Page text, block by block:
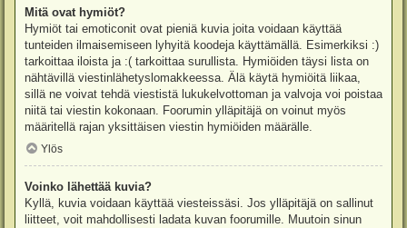
Mitä ovat hymiöt?
Hymiöt tai emoticonit ovat pieniä kuvia joita voidaan käyttää
tunteiden ilmaisemiseen lyhyitä koodeja käyttämällä. Esimerkiksi :)
tarkoittaa iloista ja :( tarkoittaa surullista. Hymiöiden täysi lista on
nähtävillä viestinlähetyslomakkeessa. Älä käytä hymiöitä liikaa,
sillä ne voivat tehdä viestistä lukukelvottoman ja valvoja voi poistaa
niitä tai viestin kokonaan. Foorumin ylläpitäjä on voinut myös
määritellä rajan yksittäisen viestin hymiöiden määrälle.
Ylös
Voinko lähettää kuvia?
Kyllä, kuvia voidaan käyttää viesteissäsi. Jos ylläpitäjä on sallinut
liitteet, voit mahdollisesti ladata kuvan foorumille. Muutoin sinun